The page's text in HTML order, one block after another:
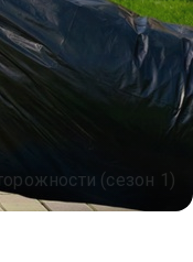
(сезон 1)